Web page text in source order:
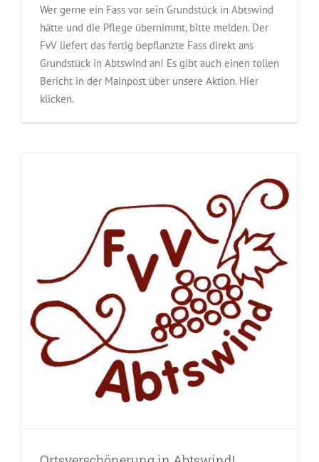
Wer gerne ein Fass vor sein Grundstück in Abtswind
hätte und die Pflege übernimmt, bitte melden. Der
FvV liefert das fertig bepflanzte Fass direkt ans
Grundstück in Abtswind an! Es gibt auch einen tollen
Bericht in der Mainpost über unsere Aktion. Hier
klicken.